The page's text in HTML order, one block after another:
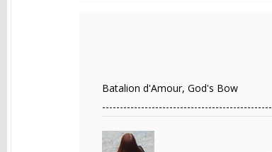
Batalion d'Amour, God's Bow
------------------------------------------------